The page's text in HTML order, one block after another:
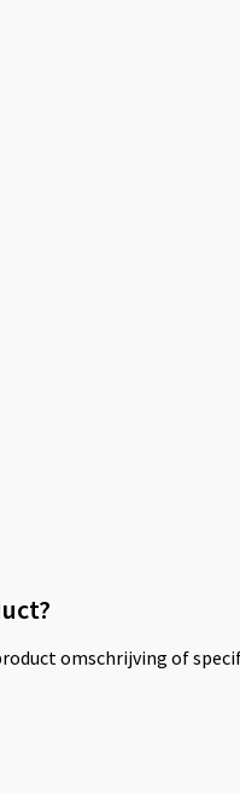
omschrijving of